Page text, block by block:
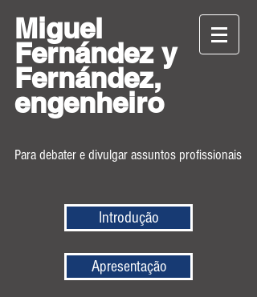
Miguel
Fernández y
Fernández,
engenheiro
Para debater e divulgar assuntos profissionais
Introdução
Apresentação